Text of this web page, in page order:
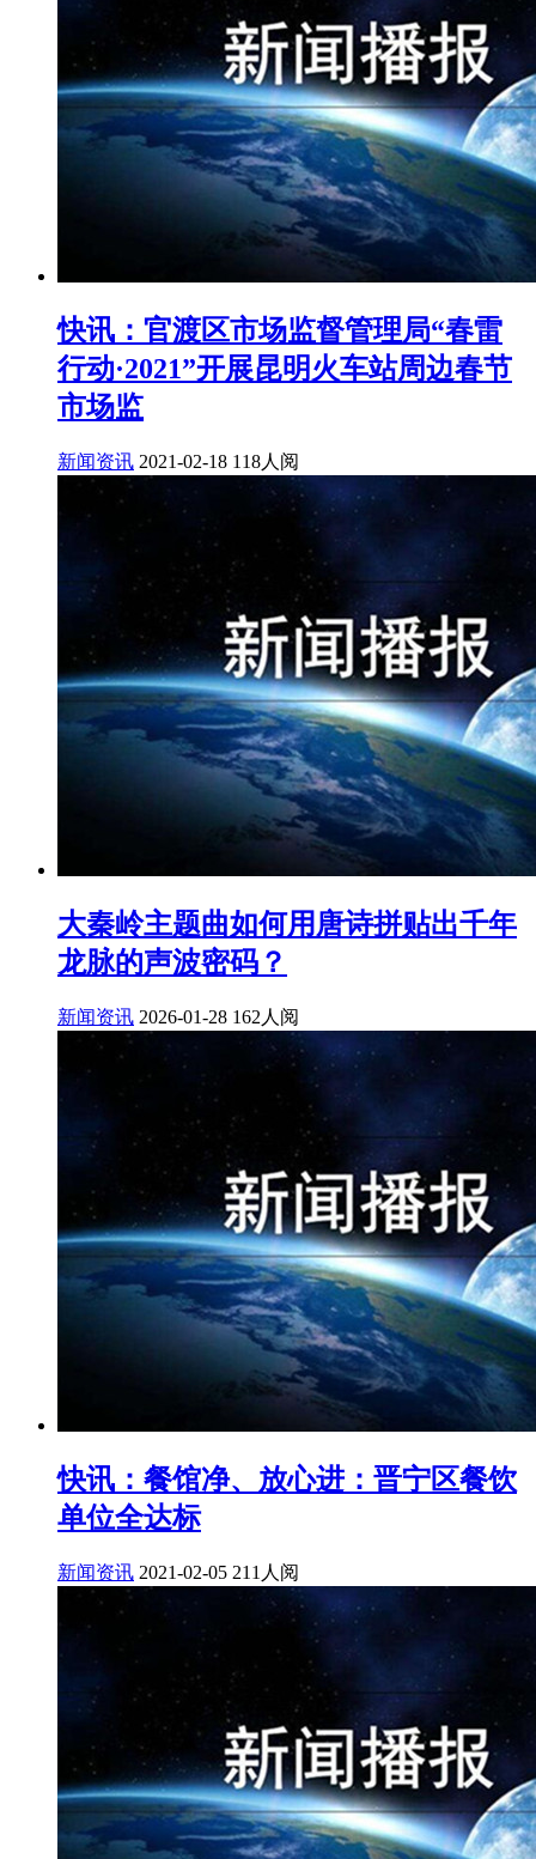
快讯：官渡区市场监督管理局“春雷
行动·2021”开展昆明火车站周边春节
市场监
新闻资讯 2021-02-18 118人阅
大秦岭主题曲如何用唐诗拼贴出千年
龙脉的声波密码？
新闻资讯 2026-01-28 162人阅
快讯：餐馆净、放心进：晋宁区餐饮
单位全达标
新闻资讯 2021-02-05 211人阅